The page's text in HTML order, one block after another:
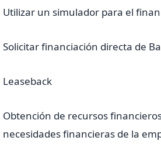
Utilizar un simulador para el
Solicitar financiación directa de
Leaseback
Obtención de recursos
necesidades financieras de la